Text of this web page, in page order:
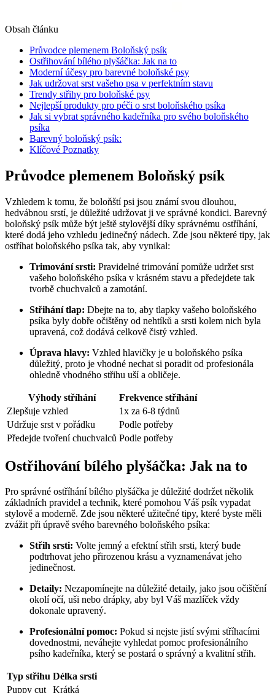
Obsah článku
Průvodce plemenem Boloňský psík
Ostřihování ‌bílého plyšáčka: Jak na to
Moderní účesy pro barevné ⁤boloňské psy
Jak udržovat srst vašeho psa v perfektním‌ stavu
Trendy střihy pro ⁣boloňské psy
Nejlepší produkty pro péči ‍o‌ srst boloňského psíka
Jak si ⁢vybrat správného ⁤kadeřníka pro svého boloňského
psíka
Barevný⁣ boloňský ‍psík:
Klíčové Poznatky
Průvodce plemenem Boloňský psík
Vzhledem k tomu, že boloňští psi jsou známí svou dlouhou,‍
hedvábnou srstí, je důležité udržovat ji ve správné kondici. Barevný
boloňský psík může ‍být ještě stylovější díky správnému ostříhání,
⁣které dodá jeho vzhledu jedinečný nádech. Zde jsou‍ některé tipy, jak
ostříhat boloňského psíka tak, aby ⁤vynikal:
Trimování ‌srsti: ⁢Pravidelné ⁤trimování⁤ pomůže udržet srst
vašeho boloňského psíka v krásném stavu a ⁣předejdete tak
tvorbě chuchvalců a zamotání.
Střihání tlap: Dbejte na to, aby tlapky vašeho boloňského
psíka byly dobře očištěny od nehtíků​ a‍ srsti kolem nich byla
upravená, což⁢ dodává⁢ celkově ⁤čistý vzhled.
Úprava hlavy: Vzhled hlavičky ⁣je u boloňského psíka
⁤důležitý, proto je vhodné nechat ⁣si ‍poradit‍ od profesionála
ohledně vhodného střihu uší a obličeje.
Výhody stříhání
Frekvence stříhání
Zlepšuje ⁤vzhled
1x za 6-8 týdnů
Udržuje ‍srst ⁣v pořádku
Podle potřeby
Předejde tvoření chuchvalců Podle potřeby
Ostřihování ‌bílého plyšáčka: Jak na to
Pro správné ostříhání ⁣bílého​ plyšáčka je důležité dodržet několik
základních pravidel⁢ a technik, které pomohou Váš psík vypadat
stylově a moderně. Zde jsou některé užitečné tipy, které byste měli
zvážit při úpravě svého barevného⁢ boloňského psíka:
Střih srsti: Volte ‍jemný a efektní střih srsti, který bude
podtrhovat jeho přirozenou krásu‌ a vyznamenávat jeho
jedinečnost.
Detaily: Nezapomínejte na důležité detaily, ⁣jako jsou očištění
okolí očí,⁤ uši nebo drápky, ⁣aby byl ⁣Váš mazlíček vždy
dokonale upravený.
Profesionální pomoc: Pokud si nejste jistí svými stříhacími
dovednostmi, neváhejte vyhledat pomoc profesionálního
psího kadeřníka, který se postará o správný a kvalitní střih.
Typ ‍střihu Délka srsti
Puppy ​cut
Krátká